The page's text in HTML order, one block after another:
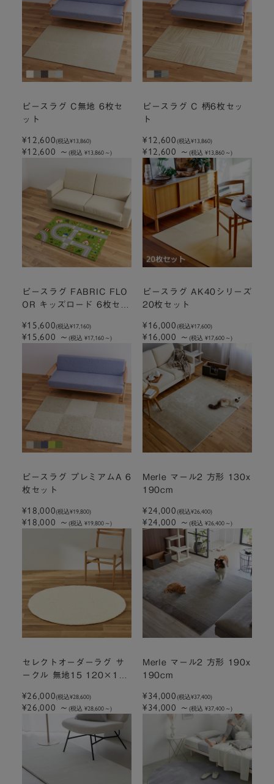
ピースラグ C無地 6枚セ
ット
¥12,600(税込¥13,860)
¥12,600 ～ (税込 ¥13,860～)
ピースラグ C 柄6枚セッ
ト
¥12,600(税込¥13,860)
¥12,600 ～ (税込 ¥13,860～)
ピースラグ FABRIC FLO
OR キッズロード 6枚セッ
¥15,600(税込¥17,160)
¥15,600 ～ (税込 ¥17,160～)
ピースラグ AK40シリーズ
20枚セット
¥16,000(税込¥17,600)
¥16,000 ～ (税込 ¥17,600～)
ピースラグ プレミアムA 6
枚セット
¥18,000(税込¥19,800)
¥18,000 ～ (税込 ¥19,800～)
Merle マール2 方形 130x
190cm
¥24,000(税込¥26,400)
¥24,000 ～ (税込 ¥26,400～)
セレクトオーダーラグ サ
ークル 無地15 120×120
¥26,000(税込¥28,600)
¥26,000 ～ (税込 ¥28,600～)
Merle マール2 方形 190x
190cm
¥34,000(税込¥37,400)
¥34,000 ～ (税込 ¥37,400～)